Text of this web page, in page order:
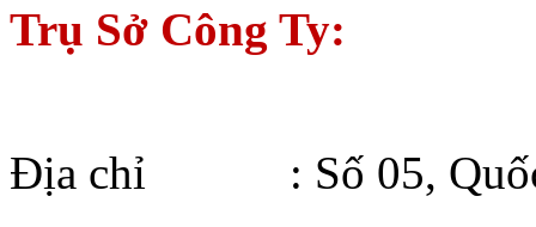
Trụ Sở Công Ty:
Địa chỉ : Số 05, Quốc